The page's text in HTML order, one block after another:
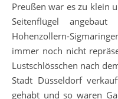
Preußen war es zu klein
Seitenflügel
Hohenzollern-
immer noch nicht
Lustschlösschen nach
Stadt Düsseldorf
gehabt und so waren